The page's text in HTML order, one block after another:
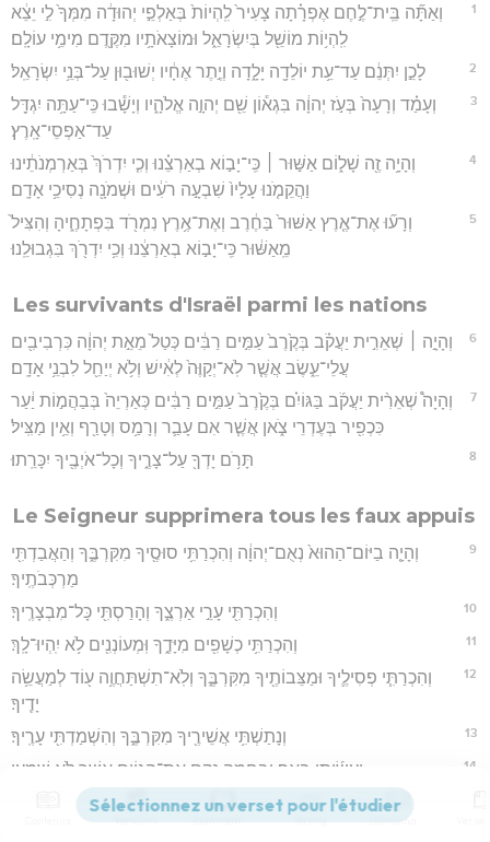
1
וְאַתָּ֞ה בֵּֽית־לֶ֣חֶם אֶפְרָ֗תָה צָעִיר֙ לִֽהְיוֹת֙ בְּאַלְפֵ֣י יְהוּדָ֔ה מִמְּךָ֙ לִ֣י יֵצֵ֔א
לִֽהְי֥וֹת מוֹשֵׁ֖ל בְּיִשְׂרָאֵ֑ל וּמוֹצָאֹתָ֥יו מִקֶּ֖דֶם מִימֵ֥י עוֹלָֽם׃
2 לָכֵ֣ן יִתְּנֵ֔ם עַד־עֵ֥ת יוֹלֵדָ֖ה יָלָ֑דָה וְיֶ֣תֶר אֶחָ֔יו יְשׁוּב֖וּן עַל־בְּנֵ֥י יִשְׂרָאֵֽל׃
3
וְעָמַ֗ד וְרָעָה֙ בְּעֹ֣ז יְהוָ֔ה בִּגְא֕וֹן שֵׁ֖ם יְהוָ֣ה אֱלֹהָ֑יו וְיָשָׁ֕בוּ כִּֽי־עַתָּ֥ה יִגְדַּ֖ל
עַד־אַפְסֵי־אָֽרֶץ׃
4
וְהָיָ֥ה זֶ֖ה שָׁל֑וֹם אַשּׁ֣וּר ׀ כִּֽי־יָב֣וֹא בְאַרְצֵ֗נוּ וְכִ֤י יִדְרֹךְ֙ בְּאַרְמְנֹתֵ֔ינוּ
וַהֲקֵמֹ֤נוּ עָלָיו֙ שִׁבְעָ֣ה רֹעִ֔ים וּשְׁמֹנָ֖ה נְסִיכֵ֥י אָדָֽם׃
5
וְרָע֞וּ אֶת־אֶ֤רֶץ אַשּׁוּר֙ בַּחֶ֔רֶב וְאֶת־אֶ֥רֶץ נִמְרֹ֖ד בִּפְתָחֶ֑יהָ וְהִצִּיל֙
מֵֽאַשּׁ֔וּר כִּֽי־יָב֣וֹא בְאַרְצֵ֔נוּ וְכִ֥י יִדְרֹ֖ךְ בִּגְבוּלֵֽנוּ׃
Les survivants d'Israël parmi les nations
6
וְהָיָ֣ה ׀ שְׁאֵרִ֣ית יַעֲקֹ֗ב בְּקֶ֙רֶב֙ עַמִּ֣ים רַבִּ֔ים כְּטַל֙ מֵאֵ֣ת יְהוָ֔ה כִּרְבִיבִ֖ים
עֲלֵי־עֵ֑שֶׂב אֲשֶׁ֤ר לֹֽא־יְקַוֶּה֙ לְאִ֔ישׁ וְלֹ֥א יְיַחֵ֖ל לִבְנֵ֥י אָדָֽם׃
7
וְהָיָה֩ שְׁאֵרִ֨ית יַעֲקֹ֜ב בַּגּוֹיִ֗ם בְּקֶ֙רֶב֙ עַמִּ֣ים רַבִּ֔ים כְּאַרְיֵה֙ בְּבַהֲמ֣וֹת יַ֔עַר
כִּכְפִ֖יר בְּעֶדְרֵי צֹ֑אן אֲשֶׁ֧ר אִם עָבַ֛ר וְרָמַ֥ס וְטָרַ֖ף וְאֵ֥ין מַצִּֽיל׃
8 תָּרֹ֥ם יָדְךָ֖ עַל־צָרֶ֑יךָ וְכָל־אֹיְבֶ֖יךָ יִכָּרֵֽתוּ׃
Le Seigneur supprimera tous les faux appuis
9
וְהָיָ֤ה בַיּוֹם־הַהוּא֙ נְאֻם־יְהוָ֔ה וְהִכְרַתִּ֥י סוּסֶ֖יךָ מִקִּרְבֶּ֑ךָ וְהַאֲבַדְתִּ֖י
מַרְכְּבֹתֶֽיךָ׃
10 וְהִכְרַתִּ֖י עָרֵ֣י אַרְצֶ֑ךָ וְהָרַסְתִּ֖י כָּל־מִבְצָרֶֽיךָ׃
11 וְהִכְרַתִּ֥י כְשָׁפִ֖ים מִיָּדֶ֑ךָ וּֽמְעוֹנְנִ֖ים לֹ֥א יִֽהְיוּ־לָֽךְ׃
12
וְהִכְרַתִּ֧י פְסִילֶ֛יךָ וּמַצֵּבוֹתֶ֖יךָ מִקִּרְבֶּ֑ךָ וְלֹֽא־תִשְׁתַּחֲוֶ֥ה ע֖וֹד לְמַעֲשֵׂ֥ה
יָדֶֽיךָ׃
13 וְנָתַשְׁתִּ֥י אֲשֵׁירֶ֖יךָ מִקִּרְבֶּ֑ךָ וְהִשְׁמַדְתִּ֖י עָרֶֽיךָ׃
14 וְעָשִׂ֜יתִי בְּאַ֧ף וּבְחֵמָ֛ה נָקָ֖ם אֶת־הַגּוֹיִ֑ם אֲשֶׁ֖ר לֹ֥א שָׁמֵֽעוּ׃
Hébreu : © Westminster Leningrad Codex - tanach.us --- Grec : © 2010 by the
Versions Commentaires Strong